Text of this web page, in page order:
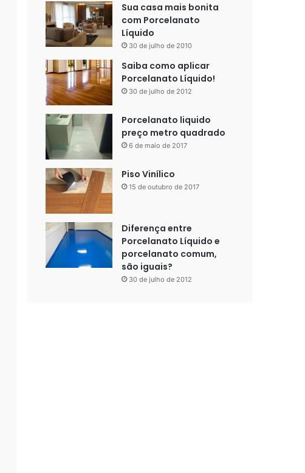
Sua casa mais bonita
com Porcelanato
Líquido
30 de julho de 2010
Saiba como aplicar
Porcelanato Líquido!
30 de julho de 2012
Porcelanato liquido
preço metro quadrado
6 de maio de 2017
Piso Vinílico
15 de outubro de 2017
Diferença entre
Porcelanato Líquido e
porcelanato comum,
são iguais?
30 de julho de 2012